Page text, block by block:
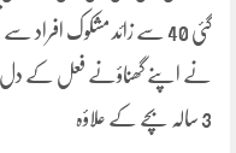
گئی 40 سے زائد مشکوک
نے اپنے گھناؤنے فعل کے دل
3 سالہ بچے کے علاؤہ